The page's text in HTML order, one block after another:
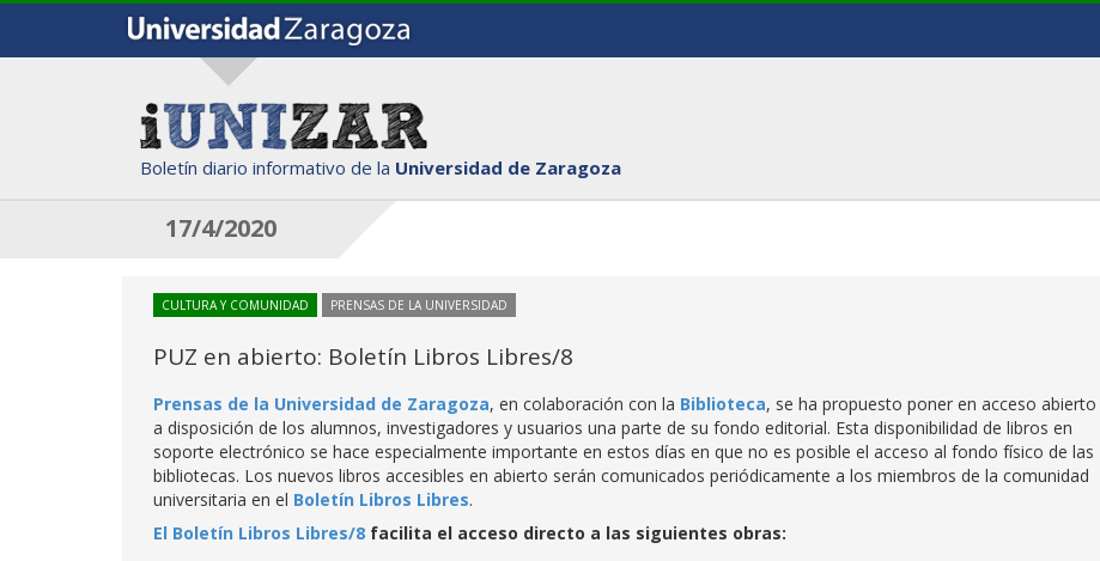
Boletín diario informativo de la Universidad de Zaragoza
17/4/2020
CULTURA Y COMUNIDAD PRENSAS DE LA UNIVERSIDAD
PUZ en abierto: Boletín Libros Libres/8
Prensas de la Universidad de Zaragoza, en colaboración con la Biblioteca, se ha propuesto poner en acceso abierto
a disposición de los alumnos, investigadores y usuarios una parte de su fondo editorial. Esta disponibilidad de libros en
soporte electrónico se hace especialmente importante en estos días en que no es posible el acceso al fondo físico de las
bibliotecas. Los nuevos libros accesibles en abierto serán comunicados periódicamente a los miembros de la comunidad
universitaria en el Boletín Libros Libres.
El Boletín Libros Libres/8 facilita el acceso directo a las siguientes obras: